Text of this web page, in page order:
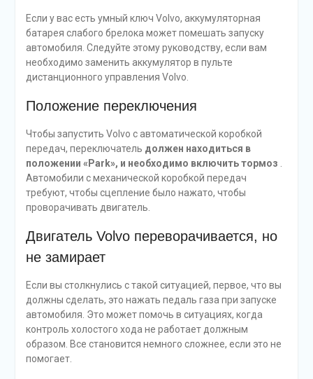
Если у вас есть умный ключ Volvo, аккумуляторная
батарея слабого брелока может помешать запуску
автомобиля. Следуйте этому руководству, если вам
необходимо заменить аккумулятор в пульте
дистанционного управления Volvo.
Положение переключения
Чтобы запустить Volvo с автоматической коробкой
передач, переключатель должен находиться в
положении «Park», и необходимо включить тормоз .
Автомобили с механической коробкой передач
требуют, чтобы сцепление было нажато, чтобы
проворачивать двигатель.
Двигатель Volvo переворачивается, но
не замирает
Если вы столкнулись с такой ситуацией, первое, что вы
должны сделать, это нажать педаль газа при запуске
автомобиля. Это может помочь в ситуациях, когда
контроль холостого хода не работает должным
образом. Все становится немного сложнее, если это не
помогает.